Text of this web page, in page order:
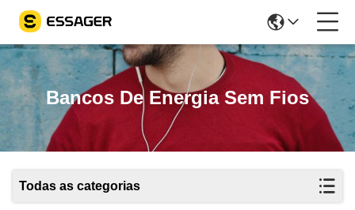
Bancos De Energia Sem Fios
Todas as categorias